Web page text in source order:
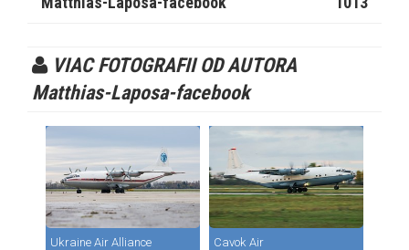
VIAC FOTOGRAFII OD AUTORA
Matthias-Laposa-facebook
Ukraine Air Alliance
Cavok Air